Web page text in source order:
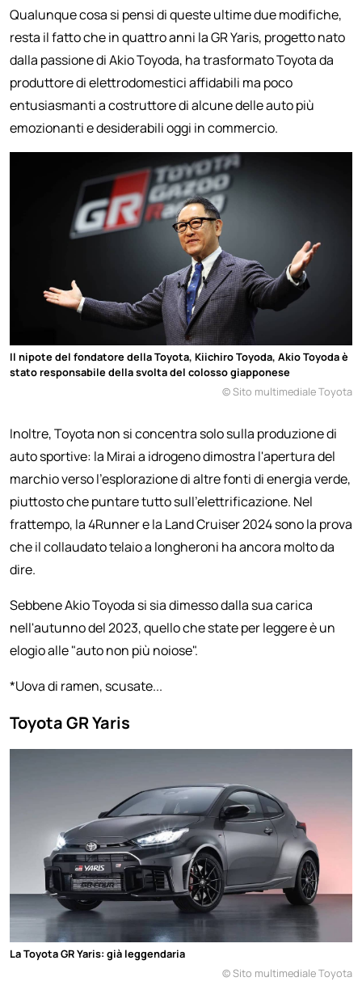
Qualunque cosa si pensi di queste ultime due modifiche,
resta il fatto che in quattro anni la GR Yaris, progetto nato
dalla passione di Akio Toyoda, ha trasformato Toyota da
produttore di elettrodomestici affidabili ma poco
entusiasmanti a costruttore di alcune delle auto più
emozionanti e desiderabili oggi in commercio.
Il nipote del fondatore della Toyota, Kiichiro Toyoda, Akio Toyoda è
stato responsabile della svolta del colosso giapponese
© Sito multimediale Toyota
Inoltre, Toyota non si concentra solo sulla produzione di
auto sportive: la Mirai a idrogeno dimostra l'apertura del
marchio verso l'esplorazione di altre fonti di energia verde,
piuttosto che puntare tutto sull'elettrificazione. Nel
frattempo, la 4Runner e la Land Cruiser 2024 sono la prova
che il collaudato telaio a longheroni ha ancora molto da
dire.
Sebbene Akio Toyoda si sia dimesso dalla sua carica
nell'autunno del 2023, quello che state per leggere è un
elogio alle "auto non più noiose".
*Uova di ramen, scusate...
Toyota GR Yaris
La Toyota GR Yaris: già leggendaria
© Sito multimediale Toyota